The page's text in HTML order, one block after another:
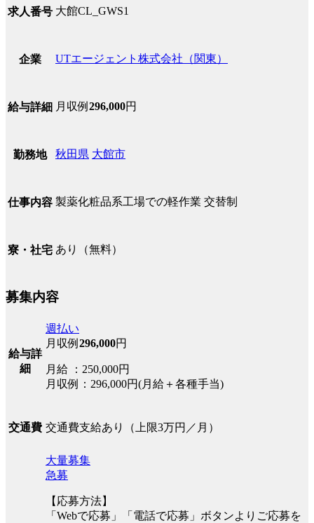
求人番号 大館CL_GWS1
企業 UTエージェント株式会社（関東）
給与詳細 月収例 296,000円
勤務地 秋田県 大館市
仕事内容 製薬化粧品系工場での軽作業 交替制
寮・社宅 あり（無料）
募集内容
給与詳
細
週払い
月収例 296,000円
月給 ：250,000円
月収例：296,000円(月給＋各種手当)
交通費 交通費支給あり（上限3万円／月）
大量募集
急募
【応募方法】
「Webで応募」「電話で応募」ボタンよりご応募を